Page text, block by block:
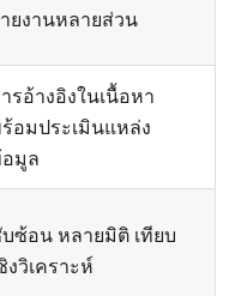
ยงานหลายส่วน
รอ้างอิงในเนื้อหา
อมประเมินแหล่ง
มูล
ซ้อน หลายมิติ เทียบ
งวิเคราะห์